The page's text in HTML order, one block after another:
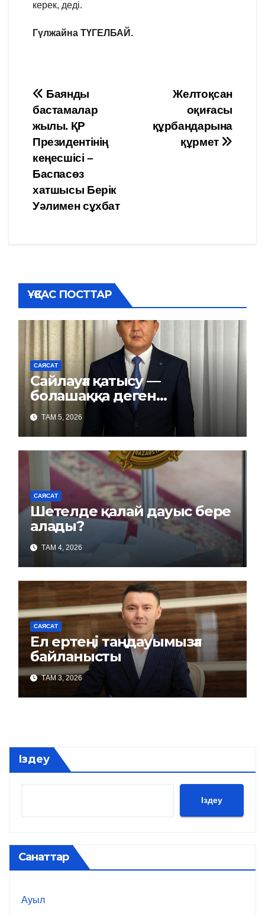
керек, деді.
Гүлжайна ТҮГЕЛБАЙ.
Навигация
по
записям
Желтоқсан
оқиғасы
құрбандарына
құрмет
Баянды
бастамалар
жылы. ҚР
Президентінің
кеңесшісі –
Баспасөз
хатшысы Берік
Уәлимен сұхбат
ҰҚСАС ПОСТТАР
САЯСАТ
Сайлауға қатысу —
болашаққа деген
жауапкершілік
ТАМ 5, 2026
САЯСАТ
Шетелде қалай дауыс бере
алады?
ТАМ 4, 2026
САЯСАТ
Ел ертеңі таңдауымызға
байланысты
ТАМ 3, 2026
Іздеу
Іздеу
Санаттар
Ауыл